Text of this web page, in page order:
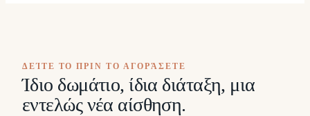
ΔΕΊΤΕ ΤΟ ΠΡΙΝ ΤΟ ΑΓΟΡΆΣΕΤΕ
Ίδιο δωμάτιο, ίδια διάταξη, μια
εντελώς νέα αίσθηση.